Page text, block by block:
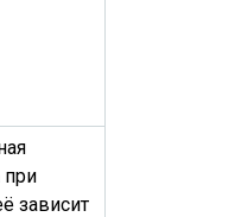
при
зависит